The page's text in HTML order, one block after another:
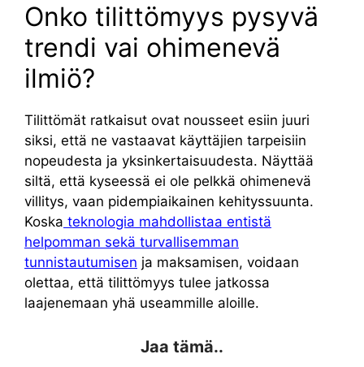
Onko tilittömyys pysyvä
trendi vai ohimenevä
ilmiö?
Tilittömät ratkaisut ovat nousseet esiin juuri
siksi, että ne vastaavat käyttäjien tarpeisiin
nopeudesta ja yksinkertaisuudesta. Näyttää
siltä, että kyseessä ei ole pelkkä ohimenevä
villitys, vaan pidempiaikainen kehityssuunta.
Koska teknologia mahdollistaa entistä
helpomman sekä turvallisemman
tunnistautumisen ja maksamisen, voidaan
olettaa, että tilittömyys tulee jatkossa
laajenemaan yhä useammille aloille.
Jaa tämä..